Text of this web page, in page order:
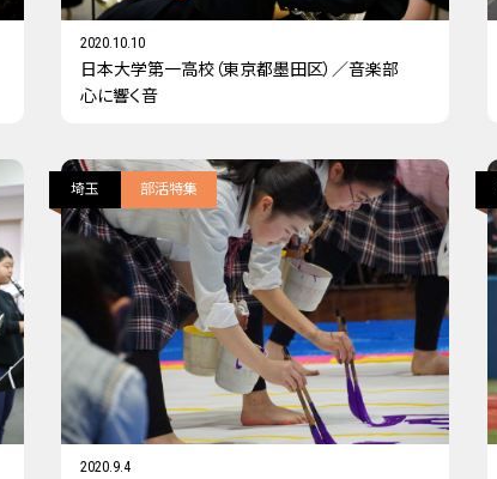
2020.10.10
日本大学第一高校（東京都墨田区）／音楽部
心に響く音
埼玉 部活特集
2020.9.4